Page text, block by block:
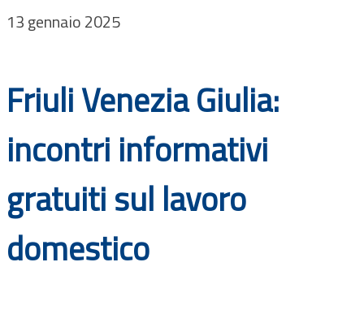
Progetti
Bandi
Guide
13 gennaio 2025
Friuli Venezia Giulia:
incontri informativi
gratuiti sul lavoro
domestico